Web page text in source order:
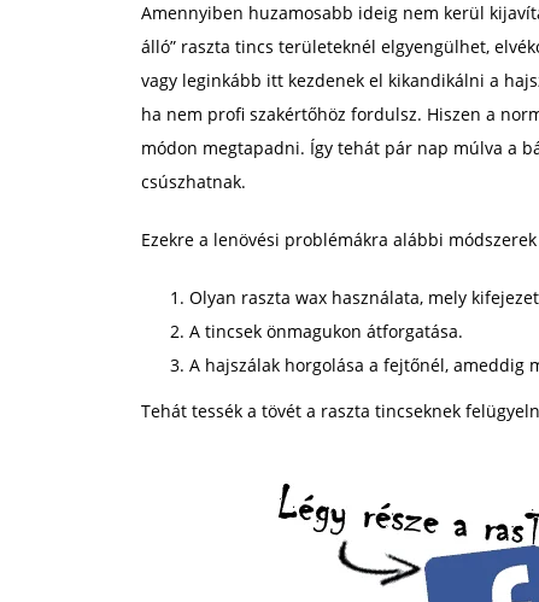
Amennyiben huzamosabb ideig nem kerül
álló” raszta tincs területeknél elgyengülhet,
vagy leginkább itt kezdenek el kikandikálni a
ha nem profi szakértőhöz fordulsz. Hiszen a
módon megtapadni. Így tehát pár nap múlva a
csúszhatnak.
Ezekre a lenövési problémákra alábbi
Olyan raszta wax használata, mely
A tincsek önmagukon átforgatása.
A hajszálak horgolása a fejtőnél, ameddig
Tehát tessék a tövét a raszta tincseknek